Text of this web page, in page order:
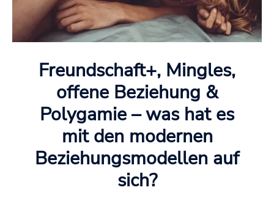
Freundschaft+, Mingles,
offene Beziehung &
Polygamie – was hat es
mit den modernen
Beziehungsmodellen auf
sich?